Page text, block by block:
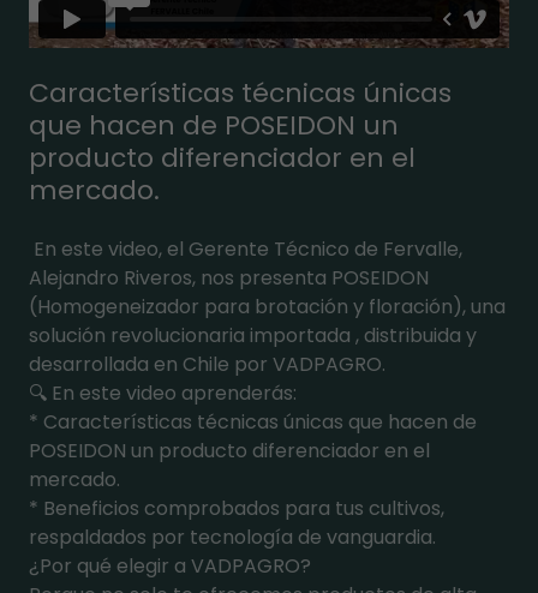
Características técnicas únicas
que hacen de POSEIDON un
producto diferenciador en el
mercado.
En este video, el Gerente Técnico de Fervalle,
Alejandro Riveros, nos presenta POSEIDON
(Homogeneizador para brotación y floración), una
solución revolucionaria importada , distribuida y
desarrollada en Chile por VADPAGRO.
🔍 En este video aprenderás:
* Características técnicas únicas que hacen de
POSEIDON un producto diferenciador en el
mercado.
* Beneficios comprobados para tus cultivos,
respaldados por tecnología de vanguardia.
¿Por qué elegir a VADPAGRO?